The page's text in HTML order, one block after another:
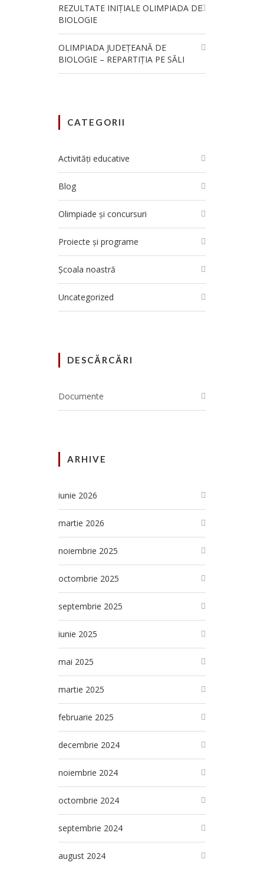
REZULTATE INIȚIALE OLIMPIADA DE
BIOLOGIE
OLIMPIADA JUDEȚEANĂ DE
BIOLOGIE – REPARTIȚIA PE SĂLI
CATEGORII
Activități educative
Blog
Olimpiade și concursuri
Proiecte și programe
Școala noastră
Uncategorized
DESCĂRCĂRI
Documente
ARHIVE
iunie 2026
martie 2026
noiembrie 2025
octombrie 2025
septembrie 2025
iunie 2025
mai 2025
martie 2025
februarie 2025
decembrie 2024
noiembrie 2024
octombrie 2024
septembrie 2024
august 2024